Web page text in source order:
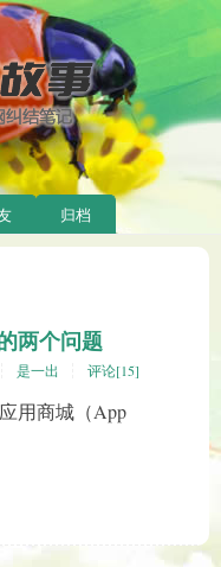
归档
两个问题
是一出 评论[15]
用商城（App